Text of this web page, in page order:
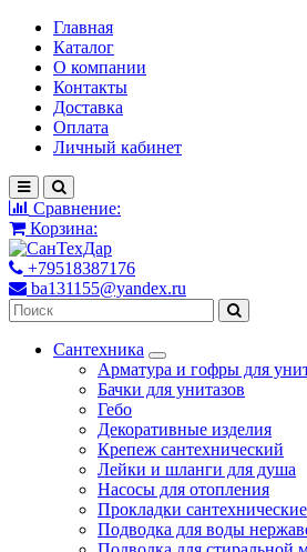
Главная
Каталог
О компании
Контакты
Доставка
Оплата
Личный кабинет
Сравнение:
Корзина:
+79518387176
ba131155@yandex.ru
Сантехника
Арматура и гофры для
Бачки для унитазов
Гебо
Декоративные изделия
Крепеж сантехнический
Лейки и шланги для душа
Насосы для отопления
Прокладки сантехнические
Подводка для воды